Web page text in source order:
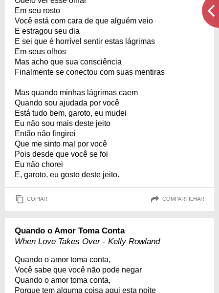
Em seu rosto
Você está com cara de que alguém veio
E estragou seu dia
E sei que é horrível sentir estas lágrimas
Em seus olhos
Mas acho que sua consciência
Finalmente se conectou com suas mentiras
Mas quando minhas lágrimas caem
Quando sou ajudada por você
Está tudo bem, garoto, eu mudei
Eu não sou mais deste jeito
Então não fingirei
Que me sinto mal por você
Pois desde que você se foi
Eu não chorei
E, garoto, eu gosto deste jeito.
COPIAR COMPARTILHAR
Quando o Amor Toma Conta
When Love Takes Over - Kelly Rowland
Quando o amor toma conta,
Você sabe que você não pode negar
Quando o amor toma conta,
Porque tem alguma coisa aqui esta noite